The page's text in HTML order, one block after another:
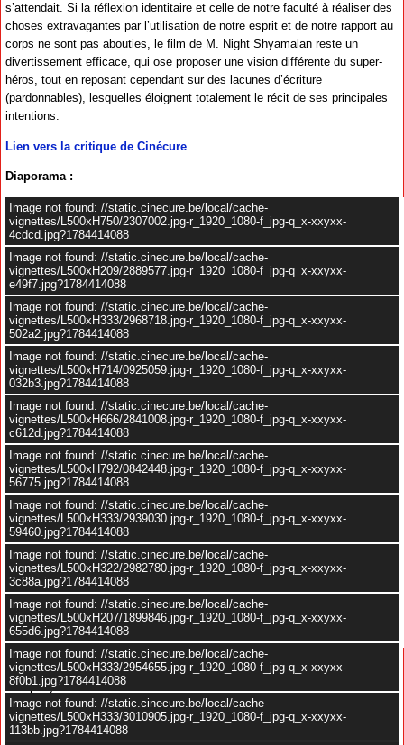
s’attendait. Si la réflexion identitaire et celle de notre faculté à réaliser des
choses extravagantes par l’utilisation de notre esprit et de notre rapport au
corps ne sont pas abouties, le film de M. Night Shyamalan reste un
divertissement efficace, qui ose proposer une vision différente du super-
héros, tout en reposant cependant sur des lacunes d’écriture
(pardonnables), lesquelles éloignent totalement le récit de ses principales
intentions.
Lien vers la critique de Cinécure
Diaporama :
–/24
Image not found: //static.cinecure.be/local/cache-
vignettes/L500xH750/2307002.jpg-r_1920_1080-f_jpg-q_x-xxyxx-
4cdcd.jpg?1784414088
Image not found: //static.cinecure.be/local/cache-
vignettes/L500xH209/2889577.jpg-r_1920_1080-f_jpg-q_x-xxyxx-
e49f7.jpg?1784414088
Image not found: //static.cinecure.be/local/cache-
vignettes/L500xH333/2968718.jpg-r_1920_1080-f_jpg-q_x-xxyxx-
502a2.jpg?1784414088
Image not found: //static.cinecure.be/local/cache-
vignettes/L500xH714/0925059.jpg-r_1920_1080-f_jpg-q_x-xxyxx-
032b3.jpg?1784414088
Image not found: //static.cinecure.be/local/cache-
vignettes/L500xH666/2841008.jpg-r_1920_1080-f_jpg-q_x-xxyxx-
c612d.jpg?1784414088
Image not found: //static.cinecure.be/local/cache-
vignettes/L500xH792/0842448.jpg-r_1920_1080-f_jpg-q_x-xxyxx-
56775.jpg?1784414088
Image not found: //static.cinecure.be/local/cache-
vignettes/L500xH333/2939030.jpg-r_1920_1080-f_jpg-q_x-xxyxx-
59460.jpg?1784414088
Image not found: //static.cinecure.be/local/cache-
vignettes/L500xH322/2982780.jpg-r_1920_1080-f_jpg-q_x-xxyxx-
3c88a.jpg?1784414088
Image not found: //static.cinecure.be/local/cache-
vignettes/L500xH207/1899846.jpg-r_1920_1080-f_jpg-q_x-xxyxx-
655d6.jpg?1784414088
Image not found: //static.cinecure.be/local/cache-
vignettes/L500xH333/2954655.jpg-r_1920_1080-f_jpg-q_x-xxyxx-
8f0b1.jpg?1784414088
Image not found: //static.cinecure.be/local/cache-
vignettes/L500xH333/3010905.jpg-r_1920_1080-f_jpg-q_x-xxyxx-
113bb.jpg?1784414088
Copyright Universal Pictures / Jessica Kourkounis / The Walt Disney
Company France
Bande annonce :